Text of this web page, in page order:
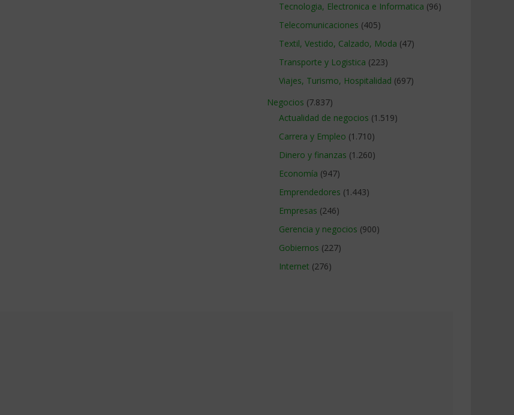
Tecnologia, Electronica e Informatica (96)
Telecomunicaciones (405)
Textil, Vestido, Calzado, Moda (47)
Transporte y Logistica (223)
Viajes, Turismo, Hospitalidad (697)
Negocios (7.837)
Actualidad de negocios (1.519)
Carrera y Empleo (1.710)
Dinero y finanzas (1.260)
Economía (947)
Emprendedores (1.443)
Empresas (246)
Gerencia y negocios (900)
Gobiernos (227)
Internet (276)